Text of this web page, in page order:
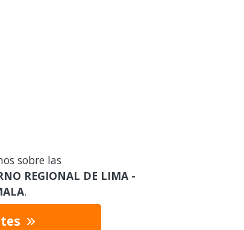
sobre las
REGIONAL DE LIMA -
.